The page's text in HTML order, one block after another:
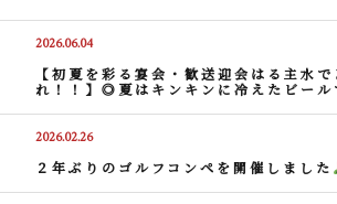
2026.06.04
【初夏を彩る宴会・歓送迎会はる主水
れ！！】◎夏はキンキンに冷えたビー
2026.02.26
２年ぶりのゴルフコンペを開催しました